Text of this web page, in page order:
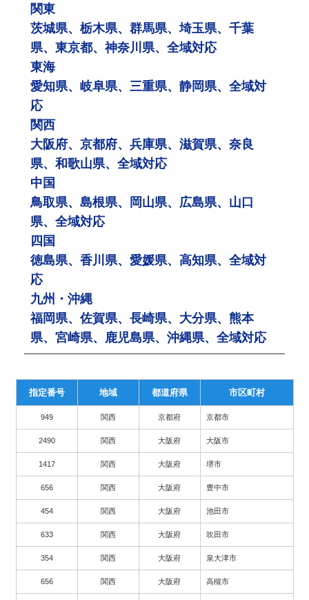
関東
茨城県、栃木県、群馬県、埼玉県、千葉
県、東京都、神奈川県、全域対応
東海
愛知県、岐阜県、三重県、静岡県、全域対
応
関西
大阪府、京都府、兵庫県、滋賀県、奈良
県、和歌山県、全域対応
中国
鳥取県、島根県、岡山県、広島県、山口
県、全域対応
四国
徳島県、香川県、愛媛県、高知県、全域対
応
九州・沖縄
福岡県、佐賀県、長崎県、大分県、熊本
県、宮崎県、鹿児島県、沖縄県、全域対応
指定番号 地域 都道府県 市区町村
949 関西 京都府 京都市
2490 関西 大阪府 大阪市
1417 関西 大阪府 堺市
656 関西 大阪府 豊中市
454 関西 大阪府 池田市
633 関西 大阪府 吹田市
354 関西 大阪府 泉大津市
656 関西 大阪府 高槻市